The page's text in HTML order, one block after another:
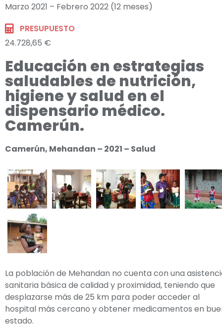
Marzo 2021 – Febrero 2022 (12 meses)
PRESUPUESTO
24.728,65 €
Educación en estrategias
saludables de nutrición,
higiene y salud en el
dispensario médico.
Camerún.
Camerún, Mehandan – 2021 – Salud
La población de Mehandan no cuenta con una
sanitaria básica de calidad y proximidad, teniendo que
desplazarse más de 25 km para poder acceder al
hospital más cercano y obtener medicamentos en
estado.